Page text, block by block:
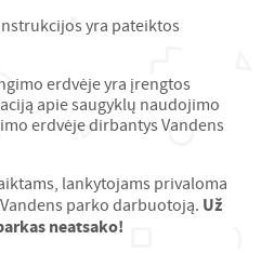
yra pateiktos
erdvėje yra įrengtos
apie saugyklų naudojimo
erdvėje dirbantys Vandens
lankytojams privaloma
parko darbuotoją. Už
neatsako!